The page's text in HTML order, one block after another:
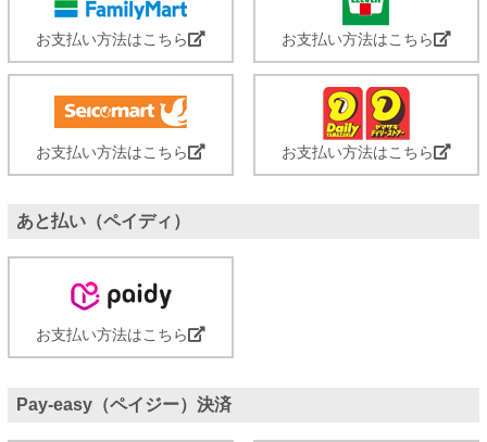
お支払い方法はこちら お支払い方法はこちら
お支払い方法はこちら お支払い方法はこちら
あと払い（ペイディ）
お支払い方法はこちら
Pay-easy（ペイジー）決済